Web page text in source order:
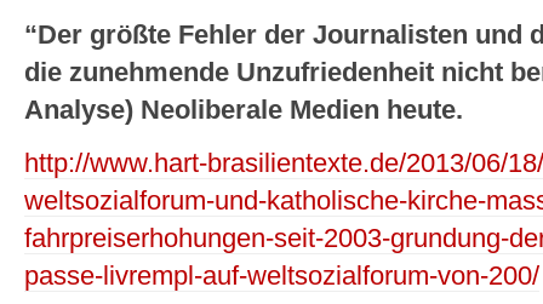
“Der größte Fehler der Journalisten und
die zunehmende Unzufriedenheit nicht
Analyse) Neoliberale Medien heute.
http://www.hart-brasilientexte.de/2013/06/
weltsozialforum-und-katholische-kirche-
fahrpreiserhohungen-seit-2003-grundung-
passe-livrempl-auf-weltsozialforum-von-200/